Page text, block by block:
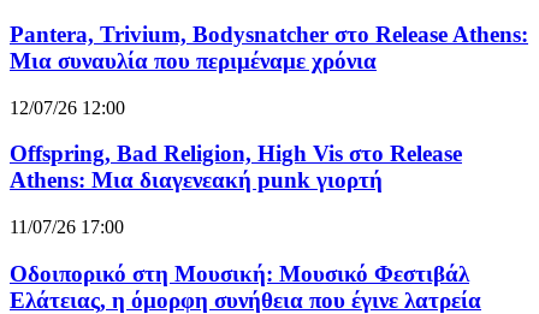
Pantera, Trivium, Bodysnatcher στο Release Athens:
Μια συναυλία που περιμέναμε χρόνια
12/07/26 12:00
Offspring, Bad Religion, High Vis στο Release
Athens: Μια διαγενεακή punk γιορτή
11/07/26 17:00
Οδοιπορικό στη Μουσική: Μουσικό Φεστιβάλ
Ελάτειας, η όμορφη συνήθεια που έγινε λατρεία